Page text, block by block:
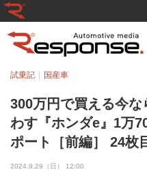
300万円で買える今
わす『ホンダe』1万
ポート［前編］ 24枚
試乗記 国産車
2024.9.29（日） 12:00